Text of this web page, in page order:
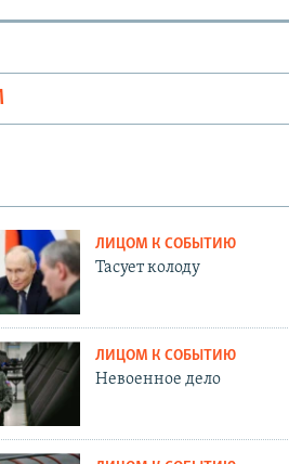
ЛИЦОМ К СОБЫТИЮ
Тасует колоду
ЛИЦОМ К СОБЫТИЮ
Невоенное дело